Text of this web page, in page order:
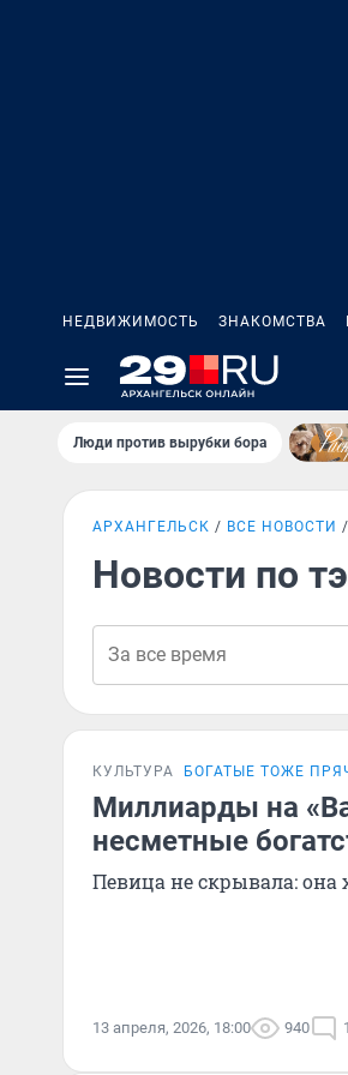
НЕДВИЖИМОСТЬ ЗНАКОМСТВА
Люди против вырубки бора
АРХАНГЕЛЬСК ВСЕ НОВОСТИ
Новости по
КУЛЬТУРА БОГАТЫЕ ТОЖЕ
Миллиарды на
несметные
Певица не скрывала: она
13 апреля, 2026, 18:00 940